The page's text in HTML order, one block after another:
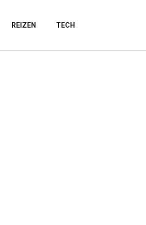
REIZEN TECH